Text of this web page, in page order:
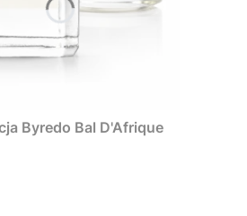
Byredo Bal D'Afrique